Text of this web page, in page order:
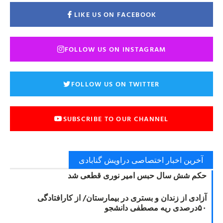
LIKE US ON FACEBOOK
FOLLOW US ON INSTAGRAM
FOLLOW US ON TWITTER
SUBSCRIBE TO OUR CHANNEL
آخرین اخبار اختصاصی دراویش گنابادی
حکم شش سال حبس امیر نوری قطعی شد
آزادی از زندان و بستری در بیمارستان/ از کارافتادگی
۵۰درصدی ریه مصطفی دانشجو